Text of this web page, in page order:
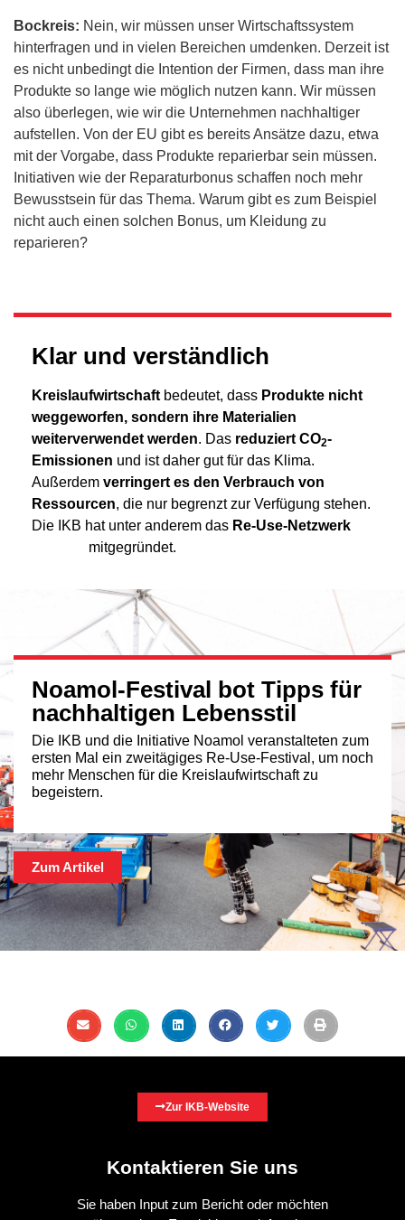
Bockreis: Nein, wir müssen unser Wirtschaftssystem
hinterfragen und in vielen Bereichen umdenken. Derzeit ist
es nicht unbedingt die Intention der Firmen, dass man ihre
Produkte so lange wie möglich nutzen kann. Wir müssen
also überlegen, wie wir die Unternehmen nachhaltiger
aufstellen. Von der EU gibt es bereits Ansätze dazu, etwa
mit der Vorgabe, dass Produkte reparierbar sein müssen.
Initiativen wie der Reparaturbonus schaffen noch mehr
Bewusstsein für das Thema. Warum gibt es zum Beispiel
nicht auch einen solchen Bonus, um Kleidung zu
reparieren?
Klar und verständlich
Kreislaufwirtschaft bedeutet, dass Produkte nicht
weggeworfen, sondern ihre Materialien
weiterverwendet werden. Das reduziert CO2-
Emissionen und ist daher gut für das Klima.
Außerdem verringert es den Verbrauch von
Ressourcen, die nur begrenzt zur Verfügung stehen.
Die IKB hat unter anderem das Re-Use-Netzwerk
mitgegründet.
Noamol-Festival bot Tipps für
nachhaltigen Lebensstil
Die IKB und die Initiative Noamol veranstalteten zum
ersten Mal ein zweitägiges Re-Use-Festival, um noch
mehr Menschen für die Kreislaufwirtschaft zu
begeistern.
Zum Artikel
Zur IKB-Website
Kontaktieren Sie uns
Sie haben Input zum Bericht oder möchten